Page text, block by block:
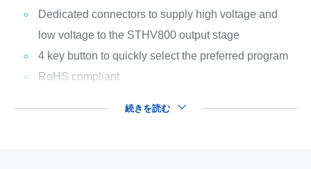
Dedicated connectors to supply high voltage and
low voltage to the STHV800 output stage
4 key button to quickly select the preferred program
RoHS compliant
続きを読む